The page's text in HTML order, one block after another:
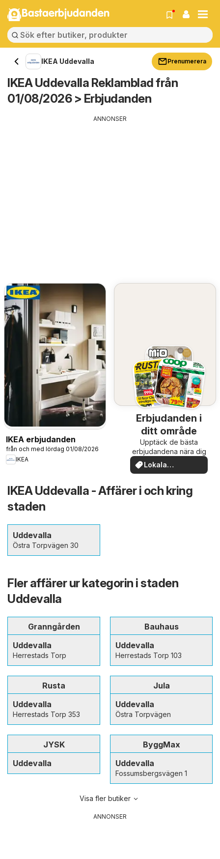
Bastaerbjudanden
IKEA Uddevalla Prenumerera
IKEA Uddevalla Reklamblad från
01/08/2026 > Erbjudanden
ANNONSER
IKEA erbjudanden
från och med lördag 01/08/2026
IKEA
Erbjudanden i
ditt område
Upptäck de bästa
erbjudandena nära dig
Lokala
erbjudanden
IKEA Uddevalla - Affärer i och kring
staden
Uddevalla
Östra Torpvägen 30
Fler affärer ur kategorin i staden
Uddevalla
Granngården
Uddevalla
Herrestads Torp
Bauhaus
Uddevalla
Herrestads Torp 103
Rusta
Uddevalla
Herrestads Torp 353
Jula
Uddevalla
Östra Torpvägen
JYSK
Uddevalla
ByggMax
Uddevalla
Fossumsbergsvägen 1
Visa fler butiker
ANNONSER